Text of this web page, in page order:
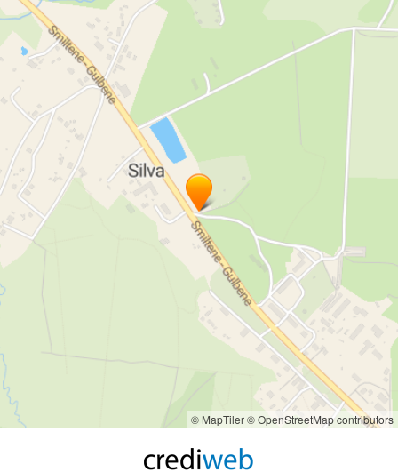
© MapTiler© OpenStreetMap contributors